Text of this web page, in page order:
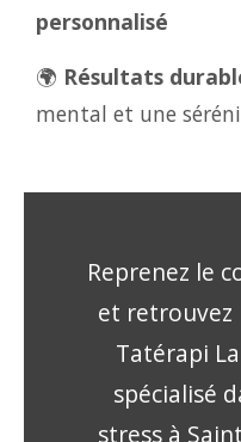
personnalisé
🌍 Résultats
mental et une
Reprenez le
et retrouvez
Tatérapi
spécialisé
stress à